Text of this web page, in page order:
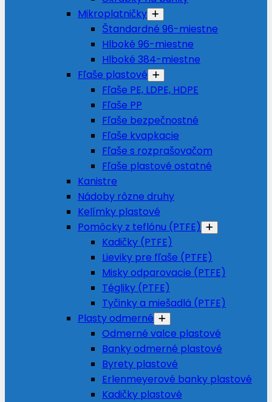
Mikroplatničky
Štandardné 96-miestne
Hlboké 96-miestne
Hlboké 384-miestne
Fľaše plastové
Fľaše PE, LDPE, HDPE
Fľaše PP
Fľaše bezpečnostné
Fľaše kvapkacie
Fľaše s rozprašovačom
Fľaše plastové ostatné
Kanistre
Nádoby rôzne druhy
Kelímky plastové
Pomôcky z teflónu (PTFE)
Kadičky (PTFE)
Lieviky pre fľaše (PTFE)
Misky odparovacie (PTFE)
Tégliky (PTFE)
Tyčinky a miešadlá (PTFE)
Plasty odmerné
Odmerné valce plastové
Banky odmerné plastové
Byrety plastové
Erlenmeyerové banky plastové
Kadičky plastové